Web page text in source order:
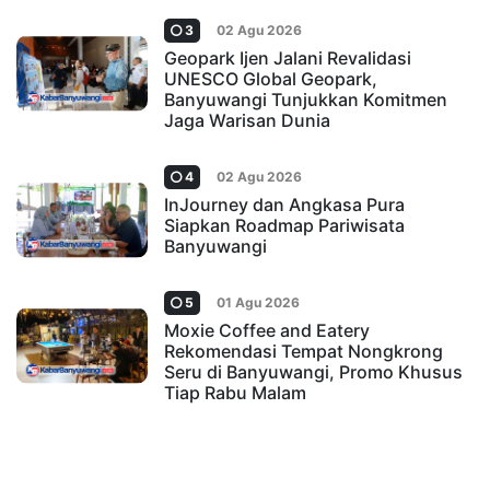
3 02 Agu 2026
Geopark Ijen Jalani Revalidasi
UNESCO Global Geopark,
Banyuwangi Tunjukkan Komitmen
Jaga Warisan Dunia
4 02 Agu 2026
InJourney dan Angkasa Pura
Siapkan Roadmap Pariwisata
Banyuwangi
5 01 Agu 2026
Moxie Coffee and Eatery
Rekomendasi Tempat Nongkrong
Seru di Banyuwangi, Promo Khusus
Tiap Rabu Malam